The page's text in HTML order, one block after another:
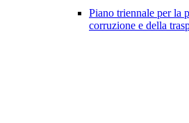
Piano triennale per la
corruzione e della